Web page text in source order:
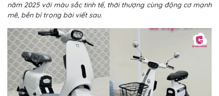
năm 2025 với màu sắc tinh tế, thời thượng cùng động cơ mạnh
mẽ, bền bỉ trong bài viết sau.